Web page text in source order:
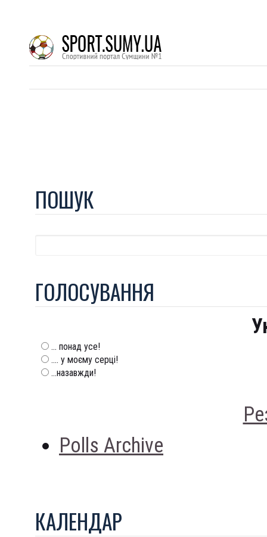
ПОШУК
ГОЛОСУВАННЯ
... понад усе!
.... у моєму серці!
...назавжди!
Polls Archive
КАЛЕНДАР